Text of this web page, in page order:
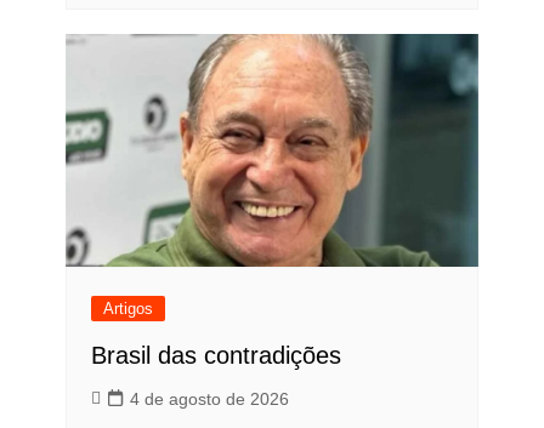
Artigos
Brasil das contradições
4 de agosto de 2026